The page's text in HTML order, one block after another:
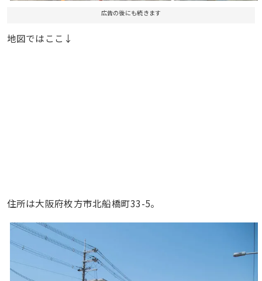
広告の後にも続きます
地図ではここ↓
住所は大阪府枚方市北船橋町33-5。